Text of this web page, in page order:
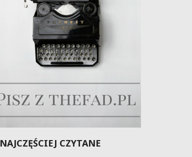
NAJCZĘŚCIEJ CZYTANE